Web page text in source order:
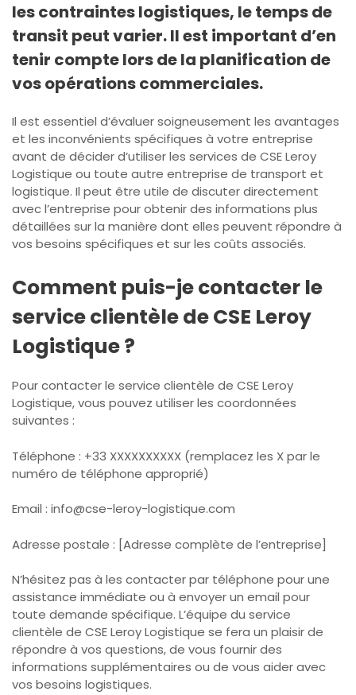
les contraintes logistiques, le temps de
transit peut varier. Il est important d’en
tenir compte lors de la planification de
vos opérations commerciales.
Il est essentiel d’évaluer soigneusement les avantages
et les inconvénients spécifiques à votre entreprise
avant de décider d’utiliser les services de CSE Leroy
Logistique ou toute autre entreprise de transport et
logistique. Il peut être utile de discuter directement
avec l’entreprise pour obtenir des informations plus
détaillées sur la manière dont elles peuvent répondre à
vos besoins spécifiques et sur les coûts associés.
Comment puis-je contacter le
service clientèle de CSE Leroy
Logistique ?
Pour contacter le service clientèle de CSE Leroy
Logistique, vous pouvez utiliser les coordonnées
suivantes :
Téléphone : +33 XXXXXXXXXX (remplacez les X par le
numéro de téléphone approprié)
Email : info@cse-leroy-logistique.com
Adresse postale : [Adresse complète de l’entreprise]
N’hésitez pas à les contacter par téléphone pour une
assistance immédiate ou à envoyer un email pour
toute demande spécifique. L’équipe du service
clientèle de CSE Leroy Logistique se fera un plaisir de
répondre à vos questions, de vous fournir des
informations supplémentaires ou de vous aider avec
vos besoins logistiques.